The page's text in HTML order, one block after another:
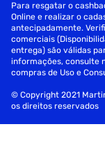
Para resgatar o
Online e realizar o
antecipadamente.
comerciais
entrega) são válidas
informações, consulte
compras de Uso e
© Copyright 2021
os direitos reservados